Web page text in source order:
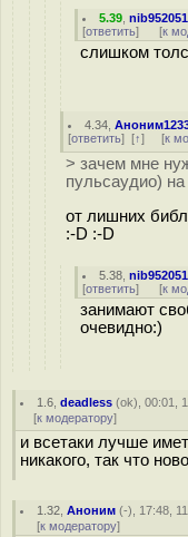
5.39 ,nib952051
[ответить] [к
слишком
4.34 ,
[ответить] [↑] [к
> зачем мне
пульсаудио)
от лишних
:-D :-D
5.38 ,nib952051
[ответить] [к
занимают
очевидно:)
1.6 ,deadless (ok), 00:01,
[к модератору]
и всетаки лучше
никакого, так что
1.32 ,Аноним (-), 17:48,
[к модератору]